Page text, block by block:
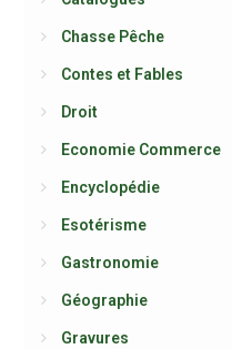
Chasse Pêche
Contes et Fables
Droit
Economie Commerce
Encyclopédie
Esotérisme
Gastronomie
Géographie
Gravures